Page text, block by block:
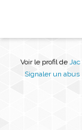
Voir le profil de Jac
Signaler un abus